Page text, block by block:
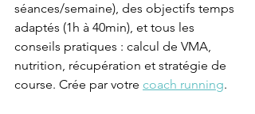
séances/semaine), des objectifs temps
adaptés (1h à 40min), et tous les
conseils pratiques : calcul de VMA,
nutrition, récupération et stratégie de
course. Crée par votre coach running.